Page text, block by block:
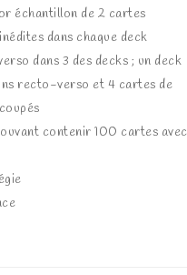
échantillon de 2 cartes
dans chaque deck
dans 3 des decks ; un deck
recto-verso et 4 cartes de
contenir 100 cartes avec